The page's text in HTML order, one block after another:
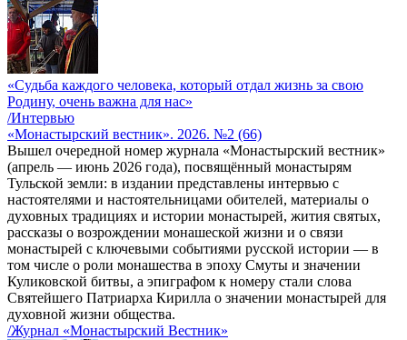
«Судьба каждого человека, который отдал жизнь за свою
Родину, очень важна для нас»
/Интервью
«Монастырский вестник». 2026. №2 (66)
Вышел очередной номер журнала «Монастырский вестник»
(апрель — июнь 2026 года), посвящённый монастырям
Тульской земли: в издании представлены интервью с
настоятелями и настоятельницами обителей, материалы о
духовных традициях и истории монастырей, жития святых,
рассказы о возрождении монашеской жизни и о связи
монастырей с ключевыми событиями русской истории — в
том числе о роли монашества в эпоху Смуты и значении
Куликовской битвы, а эпиграфом к номеру стали слова
Святейшего Патриарха Кирилла о значении монастырей для
духовной жизни общества.
/Журнал «Монастырский Вестник»